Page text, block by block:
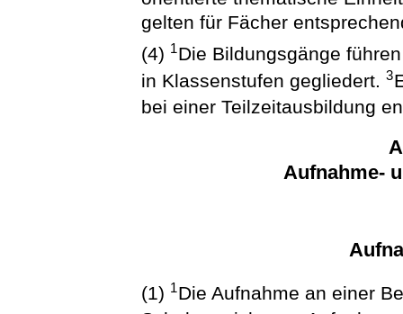
gelten für Fächer
(4) 1Die Bildungsgänge
in Klassenstufen gegliedert.3
bei einer Teilzeitausbildung
Aufnahme-
(1) 1Die Aufnahme an einer